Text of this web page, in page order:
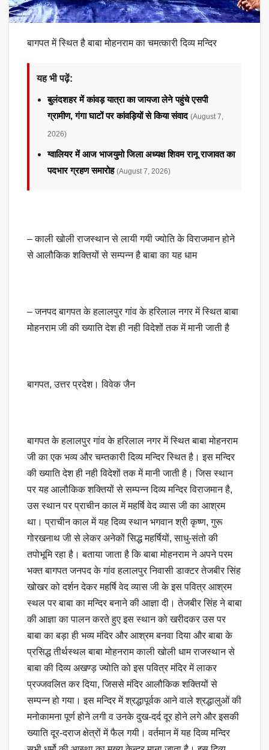
बागपत में स्थित है बाबा मोहनराम का चमत्कारी दिव्य मन्दिर
यह भी पढ़ें:
बुलंदशहर में कांवड़ यात्रा का जायजा लेने पहुंचे एसपी
ग्रामीण, गंगा घाटों पर कांवड़ियों से किया संवाद (August 7,
2026)
ग्वालियर में आज भाजयुमो जिला अध्यक्ष शिवम रानू राजावत का
पदभार ग्रहण समारोह (August 7, 2026)
– काली खोली राजस्थान से लायी गयी ज्योति के विराजमान होने
से आलौकिक शक्तियों से सम्पन्न है बाबा का यह धाम
– जनपद बागपत के हलालपुर गांव के हरिलाल नगर में स्थित बाबा
मोहनराम जी की ख्याति देश ही नही विदेशों तक में मानी जाती है
बागपत, उत्तर प्रदेश। विवेक जैन
बागपत के हलालपुर गांव के हरिलाल नगर में स्थित बाबा मोहनराम
जी का एक भव्य और चम्तकारी दिव्य मन्दिर स्थित है। इस मन्दिर
की ख्याति देश ही नही विदेशों तक में मानी जाती है। जिस स्थान
पर यह आलौकिक शक्तियों से सम्पन्न दिव्य मन्दिर विराजमान है,
उस स्थान पर प्राचीन काल में महर्षि वेद व्यास जी का आश्रम
था। प्राचीन काल में यह दिव्य स्थान भगवान श्री कृष्ण, गुरू
गोरखनाथ जी से लेकर अनेकों सिद्ध महर्षियों, साधु-संतो की
तपोभूमि रहा है। बताया जाता है कि बाबा मोहनराम ने अपने परम
भक्त बागपत जनपद के गांव हलालपुर निवासी डाक्टर तेजबीर सिंह
खोखर को दर्शन देकर महर्षि वेद व्यास जी के इस पवित्र आश्रम
स्थल पर बाबा का मन्दिर बनाने की आज्ञा दी। तेजबीर सिंह ने बाबा
की आज्ञा का पालन करते हुए इस स्थान को खरीदकर उस पर
बाबा का बड़ा ही भव्य मंदिर और आश्रम बनवा दिया और बाबा के
प्रसिद्ध तीर्थस्थल बाबा मोहनराम काली खोली धाम राजस्थान से
बाबा की दिव्य अखण्ड़ ज्योति को इस पवित्र मंदिर में लाकर
प्रज्जवलित कर दिया, जिससे मंदिर आलौकिक शक्तियों से
सम्पन्न हो गया। इस मन्दिर में श्रद्धापूर्वक आने वाले श्रद्धालुओं की
मनोकामना पूर्ण होने लगी व उनके दुख-दर्द दूर होने लगे और इसकी
ख्याति दूर-दराज क्षेत्रों में फैल गयी। वर्तमान में यह दिव्य मन्दिर